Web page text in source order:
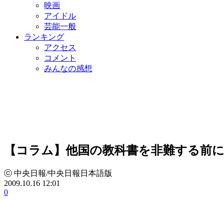
映画
アイドル
芸能一般
ランキング
アクセス
コメント
みんなの感想
【コラム】他国の教科書を非難する前に
ⓒ 中央日報/中央日報日本語版
2009.10.16 12:01
0